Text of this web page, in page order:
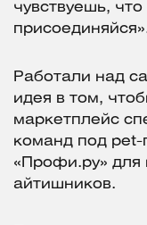
чувствуешь,
Работали над
идея в том,
маркетплейс
команд под pet-
«Профи.ру»
айтишников.